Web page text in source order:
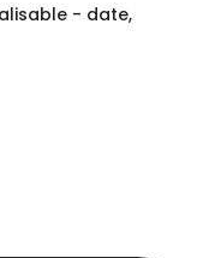
- date,